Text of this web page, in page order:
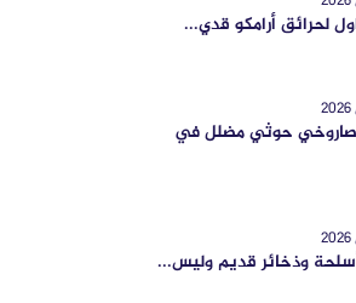
لحرائق أرامكو قدي...
حوثي مضلل في
وذخائر قديم وليس...